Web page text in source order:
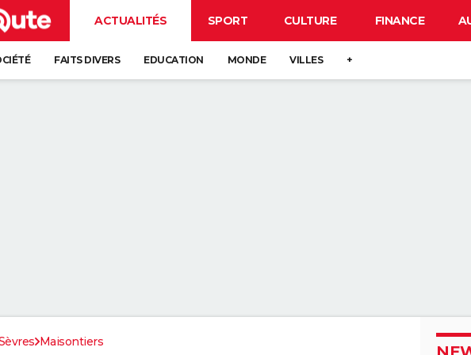
ACTUALITÉS SPORT CULTURE FINANCE
FAITS DIVERS EDUCATION MONDE VILLES +
Maisontiers